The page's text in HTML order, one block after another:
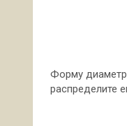
Форму
распределите